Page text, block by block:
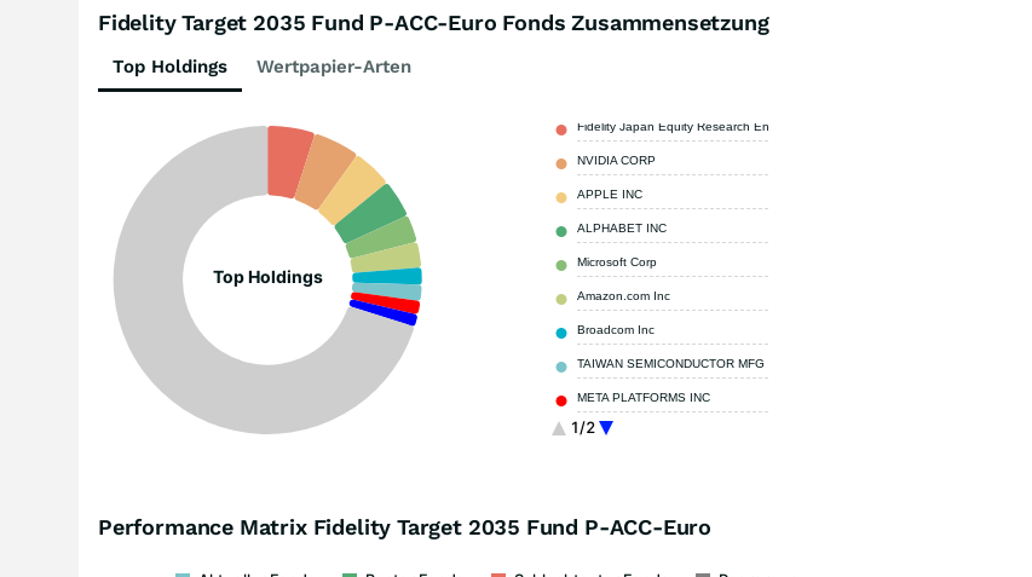
Fidelity Target 2035 Fund P-ACC-Euro Fonds Zusammensetzung
Top Holdings Wertpapier-Arten
Top Holdings
1/2
Fidelity Japan Equity Research Enhanced UCITS ETF
NVIDIA CORP
APPLE INC
ALPHABET INC
Microsoft Corp
Amazon.com Inc
Broadcom Inc
TAIWAN SEMICONDUCTOR MFG CO LTD
META PLATFORMS INC
Samsung Electronics Co Ltd
Performance Matrix Fidelity Target 2035 Fund P-ACC-Euro